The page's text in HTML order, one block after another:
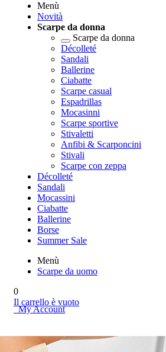
Menù
Novità
Scarpe da donna
Scarpe da donna
Décolleté
Sandali
Ballerine
Ciabatte
Scarpe casual
Espadrillas
Mocasinni
Scarpe sportive
Stivaletti
Anfibi & Scarponcini
Stivali
Scarpe con zeppa
Décolleté
Sandali
Mocassini
Ciabatte
Ballerine
Borse
Summer Sale
Menù
Scarpe da uomo
0
Il carrello è vuoto
My Account